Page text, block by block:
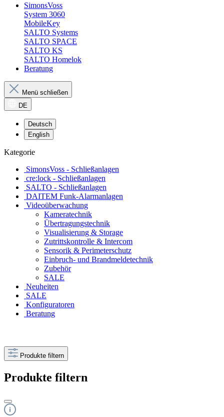
SimonsVoss
System 3060
MobileKey
SALTO Systems
SALTO SPACE
SALTO KS
SALTO Homelok
Beratung
Menü schließen
DE
Deutsch
English
Kategorie
SimonsVoss - Schließanlagen
cre:lock - Schließanlagen
SALTO - Schließanlagen
DAITEM Funk-Alarmanlagen
Videoüberwachung
Kameratechnik
Übertragungstechnik
Visualisierung & Storage
Zutrittskontrolle & Intercom
Sensorik & Perimeterschutz
Einbruch- und Brandmeldetechnik
Zubehör
SALE
Neuheiten
SALE
Konfiguratoren
Beratung
Produkte filtern
Produkte filtern